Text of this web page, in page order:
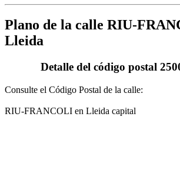
Plano de la calle RIU-
Lleida
Detalle del código postal
Consulte el Código Postal de la calle:
RIU-FRANCOLI en Lleida capital